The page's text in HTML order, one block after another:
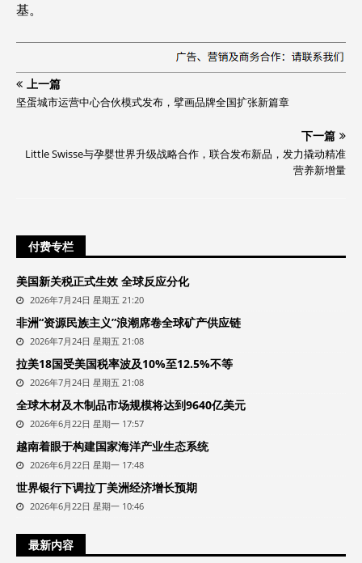
基。
上一篇
坚蛋城市运营中心合伙模式发布，擘画品牌全国扩张新篇章
下一篇
Little Swisse与孕婴世界升级战略合作，联合发布新品，发力撬动精准
营养新增量
付费专栏
美国新关税正式生效 全球反应分化
2026年7月24日 星期五 21:20
非洲“资源民族主义”浪潮席卷全球矿产供应链
2026年7月24日 星期五 21:08
拉美18国受美国税率波及10%至12.5%不等
2026年7月24日 星期五 21:08
全球木材及木制品市场规模将达到9640亿美元
2026年6月22日 星期一 17:57
越南着眼于构建国家海洋产业生态系统
2026年6月22日 星期一 17:48
世界银行下调拉丁美洲经济增长预期
2026年6月22日 星期一 10:46
最新内容